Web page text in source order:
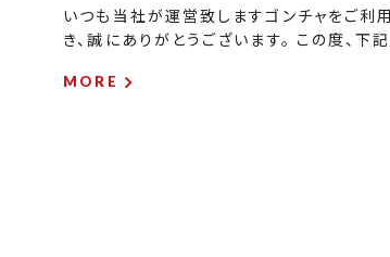
いつも当社が運営致しますゴンチャをご利
き、誠にありがとうございます。 この度、下
MORE